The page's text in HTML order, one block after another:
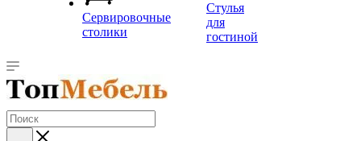
Сервировочные
столики
Стулья
для
гостиной